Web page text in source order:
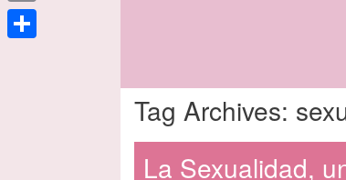
Tag Archives:
La Sexualidad,
Email